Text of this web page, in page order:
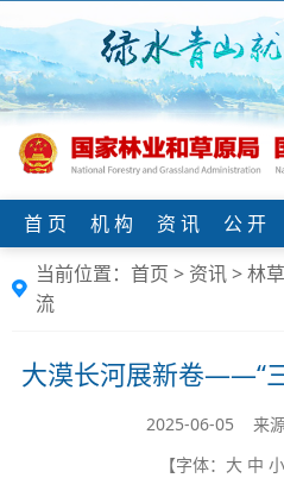
首 页 机 构 资 讯 公 开
当前位置： 首页 > 资讯>林
流
大漠长河展新卷——“
2025-06-05 来源
【字体： 大 中 小